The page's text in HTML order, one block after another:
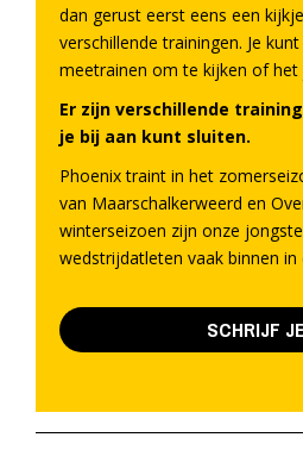
dan gerust eerst eens een
verschillende trainingen. Je
meetrainen om te kijken of het
Er zijn verschillende
je bij aan kunt sluiten.
Phoenix traint in het
van Maarschalkerweerd en
winterseizoen zijn onze
wedstrijdatleten vaak binnen in
SCHRIJF